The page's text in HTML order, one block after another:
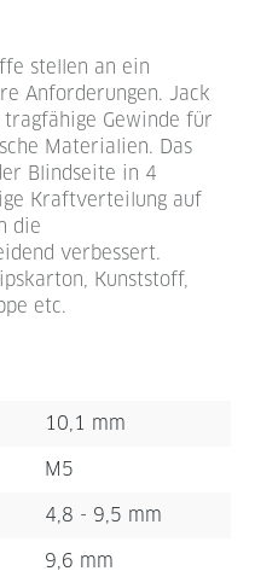
stellen an ein
Anforderungen. Jack
Gewinde für
Materialien. Das
Blindseite in 4
Kraftverteilung auf
die
verbessert.
Kunststoff,
etc.
10,1 mm
M5
4,8 - 9,5 mm
9,6 mm